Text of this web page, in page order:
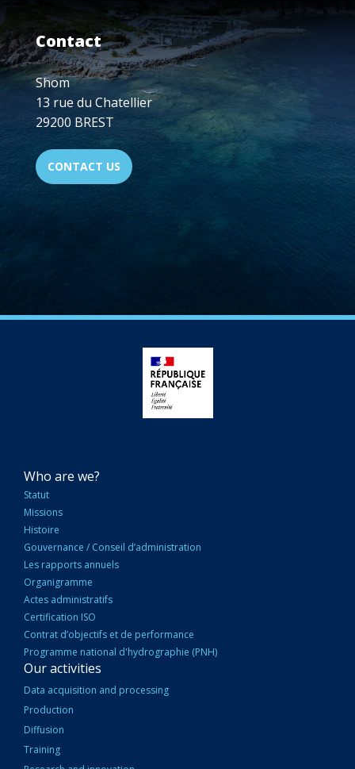
Contact
Shom
13 rue du Chatellier
29200 BREST
CONTACT US
NAVIGATION
PRINCIPALE
Who are we?
Statut
Missions
Histoire
Gouvernance / Conseil d’administration
Les rapports annuels
Organigramme
Actes administratifs
Certification ISO
Contrat d’objectifs et de performance
Programme national d'hydrographie (PNH)
Our activities
Data acquisition and processing
Production
Diffusion
Training